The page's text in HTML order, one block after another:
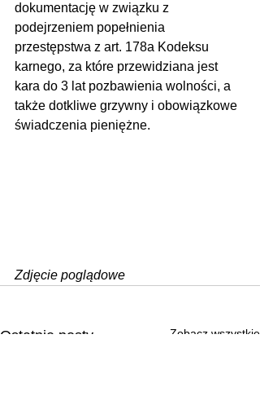
dokumentację w związku z
podejrzeniem popełnienia
przestępstwa z art. 178a Kodeksu
karnego, za które przewidziana jest
kara do 3 lat pozbawienia wolności, a
także dotkliwe grzywny i obowiązkowe
świadczenia pieniężne.
Zdjęcie poglądowe
Ostatnie posty Zobacz wszystkie